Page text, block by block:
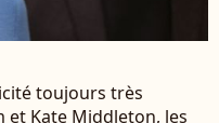
toujours très
et Kate Middleton, les